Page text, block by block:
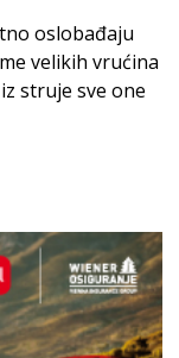
oslobađaju
velikih vrućina
struje sve one